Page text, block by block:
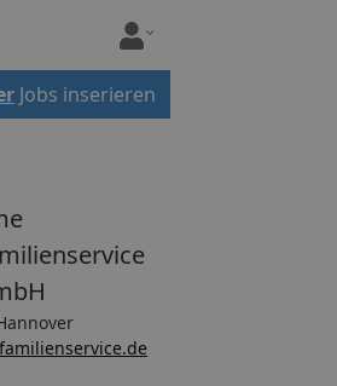
Jobs inserieren
familienservice.de